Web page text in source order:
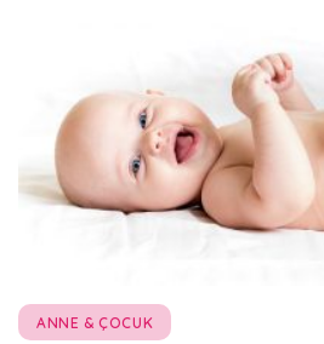
ANNE & ÇOCUK